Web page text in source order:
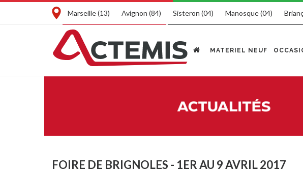
Marseille (13) Avignon (84) Sisteron (04) Manosque (04)
MATERIEL NEUF
FOIRE DE BRIGNOLES - 1ER AU 9 AVRIL 2017